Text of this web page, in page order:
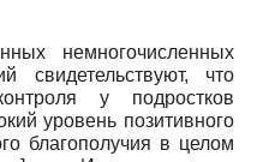
немногочисленных
свидетельствуют, что
у подростков
уровень позитивного
благополучия в целом